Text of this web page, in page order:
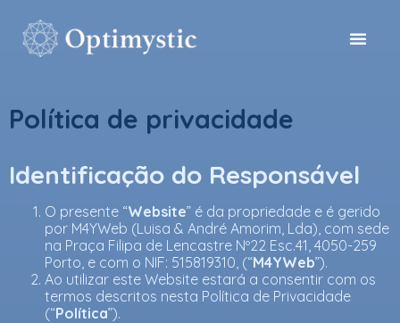
Política de privacidade
Identificação do Responsável
O presente “Website” é da propriedade e é gerido
por M4YWeb (Luisa & André Amorim, Lda), com sede
na Praça Filipa de Lencastre Nº22 Esc.41, 4050-259
Porto, e com o NIF: 515819310, (“M4YWeb”).
Ao utilizar este Website estará a consentir com os
termos descritos nesta Política de Privacidade
(“Política”).